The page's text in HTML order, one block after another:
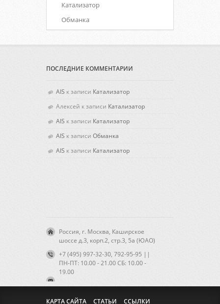
Катализатор
Обманка
ПОСЛЕДНИЕ КОММЕНТАРИИ
AIS к записи Катализатор
Алексей к записи Катализатор
AIS к записи Катализатор
AIS к записи Обманка
AIS к записи Катализатор
Россия, г. Москва, Каширское
шоссе д.3, корп.2, стр.3, 5а (ЮАО)
+7 (495) 997-32-30, 792-95-95 ||
ПН-ПТ: 10.00 - 21.00 CБ: 10.00 -
19.00
КАРТА САЙТА СТАТЬИ
ССЫЛКИ